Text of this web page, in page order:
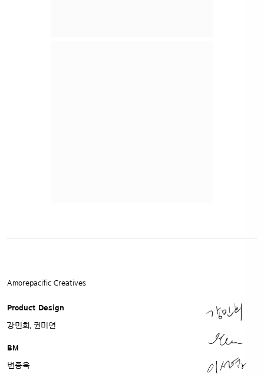
Amorepacific Creatives
Product Design
강민희, 권미연
BM
변종욱